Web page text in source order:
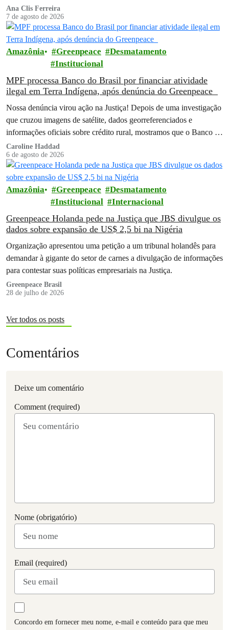
2025…
Ana Clis Ferreira
7 de agosto de 2026
Amazônia Greenpeace
Desmatamento
Institucional
MPF processa Banco do Brasil por financiar atividade
ilegal em Terra Indígena, após denúncia do Greenpeace
Nossa denúncia virou ação na Justiça! Depois de uma investigação
que cruzou imagens de satélite, dados georreferenciados e
informações oficiais sobre crédito rural, mostramos que o Banco do
Brasil financiou…
Caroline Haddad
6 de agosto de 2026
Amazônia Greenpeace
Desmatamento
Institucional
Internacional
Greenpeace Holanda pede na Justiça que JBS divulgue os
dados sobre expansão de US$ 2,5 bi na Nigéria
Organização apresentou uma petição a um tribunal holandês para
demandar à gigante do setor de carnes a divulgação de informações
para contestar suas políticas empresariais na Justiça.
Greenpeace Brasil
28 de julho de 2026
Ver todos os posts
Comentários
Deixe um comentário
Comment (required)
Nome (obrigatório)
Email (required)
Concordo em fornecer meu nome, e-mail e conteúdo para que meu